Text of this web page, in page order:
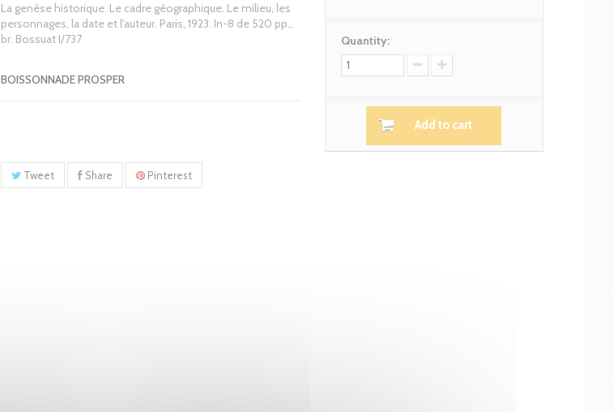
La genèse historique. Le cadre géographique. Le milieu, les
personnages, la date et l'auteur. Paris, 1923. In-8 de 520 pp.,
br. Bossuat I/737
BOISSONNADE PROSPER
Tweet Share Pinterest
Quantity:
Add to cart